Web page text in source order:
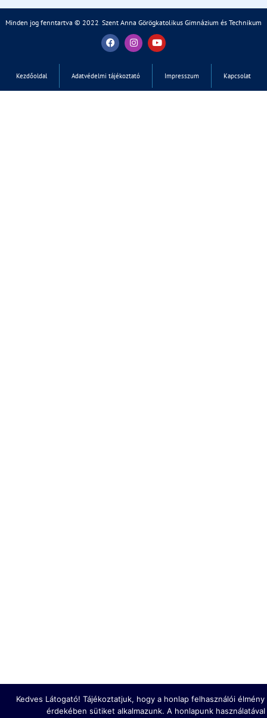
Minden jog fenntartva © 2022 Szent Anna Görögkatolikus Gimnázium és Technikum
Kezdőoldal Adatvédelmi tájékoztató Impresszum Kapcsolat
Kedves Látogató! Tájékoztatjuk, hogy a honlap felhasználói
érdekében sütiket alkalmazunk. A honlapunk használatával